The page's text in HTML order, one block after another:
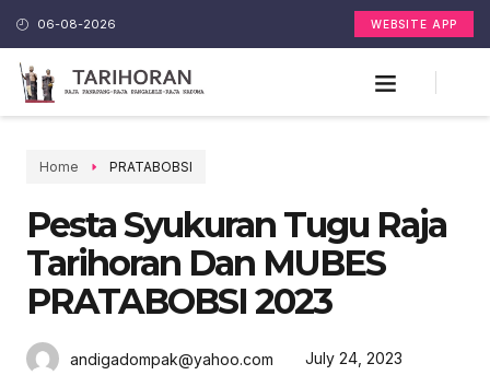
06-08-2026 WEBSITE APP
Home PRATABOBSI
Pesta Syukuran Tugu Raja
Tarihoran Dan MUBES
PRATABOBSI 2023
andigadompak@yahoo.com July 24, 2023